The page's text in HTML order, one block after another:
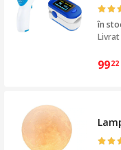
în
9922